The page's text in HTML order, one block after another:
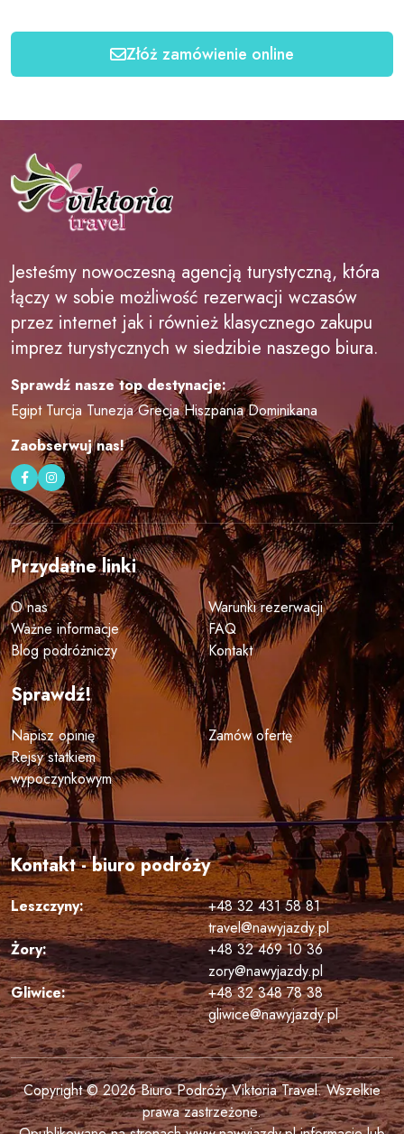
Złóż zamówienie online
Jesteśmy nowoczesną agencją turystyczną, która
łączy w sobie możliwość rezerwacji wczasów
przez internet jak i również klasycznego zakupu
imprez turystycznych w siedzibie naszego biura.
Sprawdź nasze top destynacje:
Egipt Turcja Tunezja Grecja Hiszpania Dominikana
Zaobserwuj nas!
Przydatne linki
O nas
Warunki rezerwacji
Ważne informacje
FAQ
Blog podróżniczy
Kontakt
Sprawdź!
Napisz opinię
Zamów ofertę
Rejsy statkiem
wypoczynkowym
Kontakt - biuro podróży
Leszczyny:
+48 32 431 58 81
travel@nawyjazdy.pl
Żory:
+48 32 469 10 36
zory@nawyjazdy.pl
Gliwice:
+48 32 348 78 38
gliwice@nawyjazdy.pl
Copyright © 2026 Biuro Podróży Viktoria Travel. Wszelkie
prawa zastrzeżone.